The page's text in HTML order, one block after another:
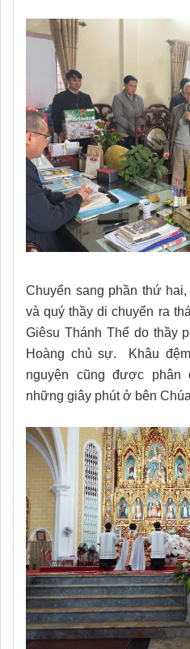
Chuyển sang phần thứ
và quý thầy di chuyển ra
Giêsu Thánh Thể do thầy
Hoàng chủ sự. Khâu
nguyện cũng được phân
những giây phút ở bên